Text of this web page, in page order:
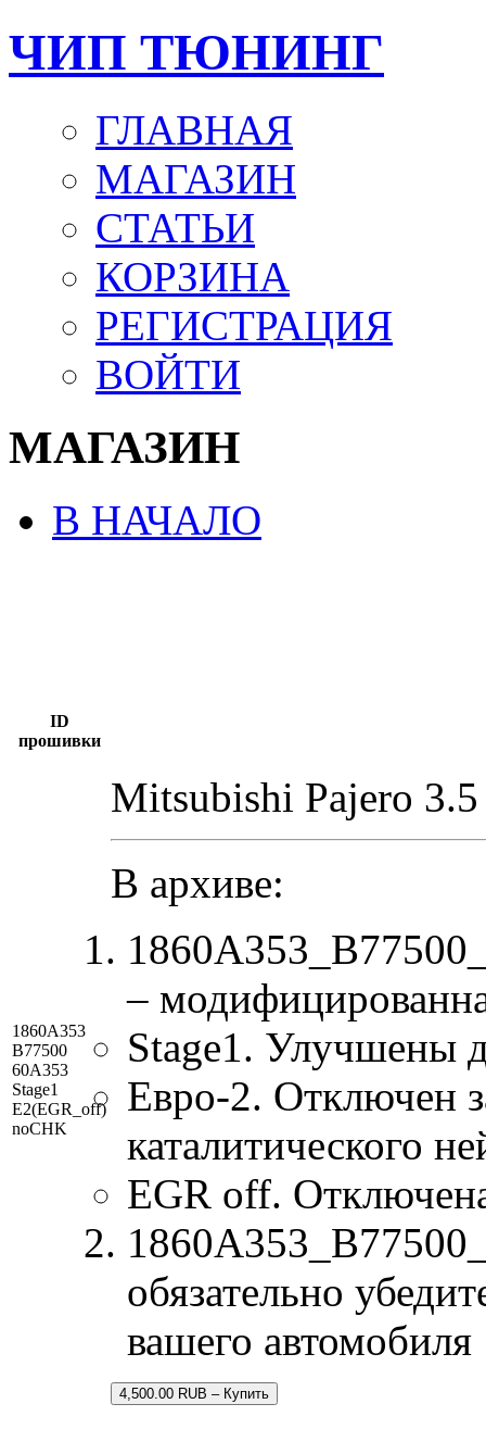
ЧИП ТЮНИНГ
ГЛАВНАЯ
МАГАЗИН
СТАТЬИ
КОРЗИНА
РЕГИСТРАЦИЯ
ВОЙТИ
МАГАЗИН
В НАЧАЛО
ID
прошивки
1860A353
B77500
60A353
Stage1
E2(EGR_off)
noCHK
Mitsubishi Pajero
В архиве:
–
Stage1. Улучшены
Евро-2. Отключен
каталитического
EGR off.
обязательно
вашего автомобиля
4,500.00 RUB – Купить